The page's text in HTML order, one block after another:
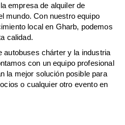
empresa de alquiler de
mundo. Con nuestro equipo
local en Gharb, podemos
calidad.
autobuses chárter y la industria
con un equipo profesional
la mejor solución posible para
o cualquier otro evento en